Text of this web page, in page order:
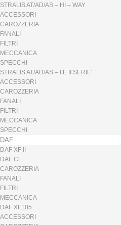
STRALIS AT/AD/AS – HI – WAY
ACCESSORI
CAROZZERIA
FANALI
FILTRI
MECCANICA
SPECCHI
STRALIS AT/AD/AS – I E II SERIE'
ACCESSORI
CAROZZERIA
FANALI
FILTRI
MECCANICA
SPECCHI
DAF
DAF XF II
DAF CF
CAROZZERIA
FANALI
FILTRI
MECCANICA
DAF XF105
ACCESSORI